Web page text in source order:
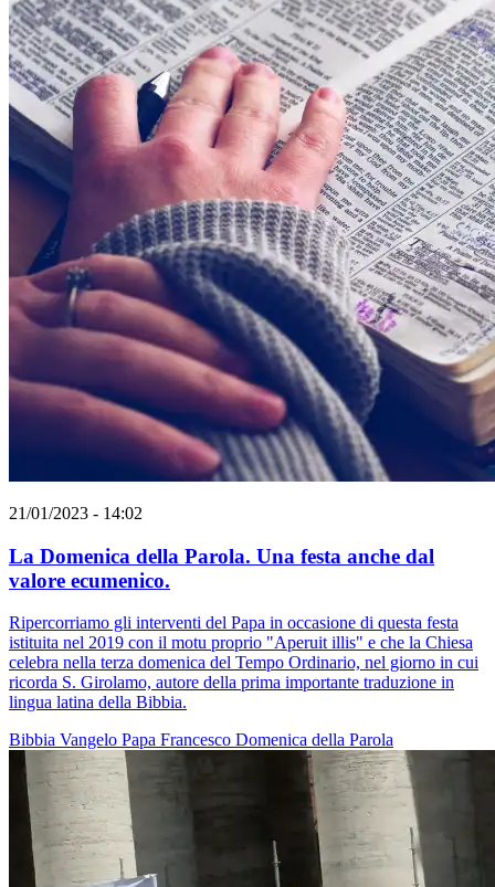
21/01/2023 - 14:02
La Domenica della Parola. Una festa anche dal
valore ecumenico.
Ripercorriamo gli interventi del Papa in occasione di questa festa
istituita nel 2019 con il motu proprio "Aperuit illis" e che la Chiesa
celebra nella terza domenica del Tempo Ordinario, nel giorno in cui
ricorda S. Girolamo, autore della prima importante traduzione in
lingua latina della Bibbia.
Bibbia Vangelo Papa Francesco Domenica della Parola